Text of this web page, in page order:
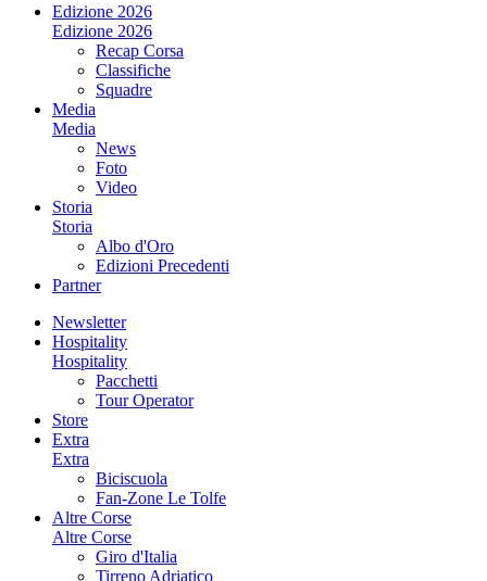
Edizione 2026
Edizione 2026
Recap Corsa
Classifiche
Squadre
Media
Media
News
Foto
Video
Storia
Storia
Albo d'Oro
Edizioni Precedenti
Partner
Newsletter
Hospitality
Hospitality
Pacchetti
Tour Operator
Store
Extra
Extra
Biciscuola
Fan-Zone Le Tolfe
Altre Corse
Altre Corse
Giro d'Italia
Tirreno Adriatico